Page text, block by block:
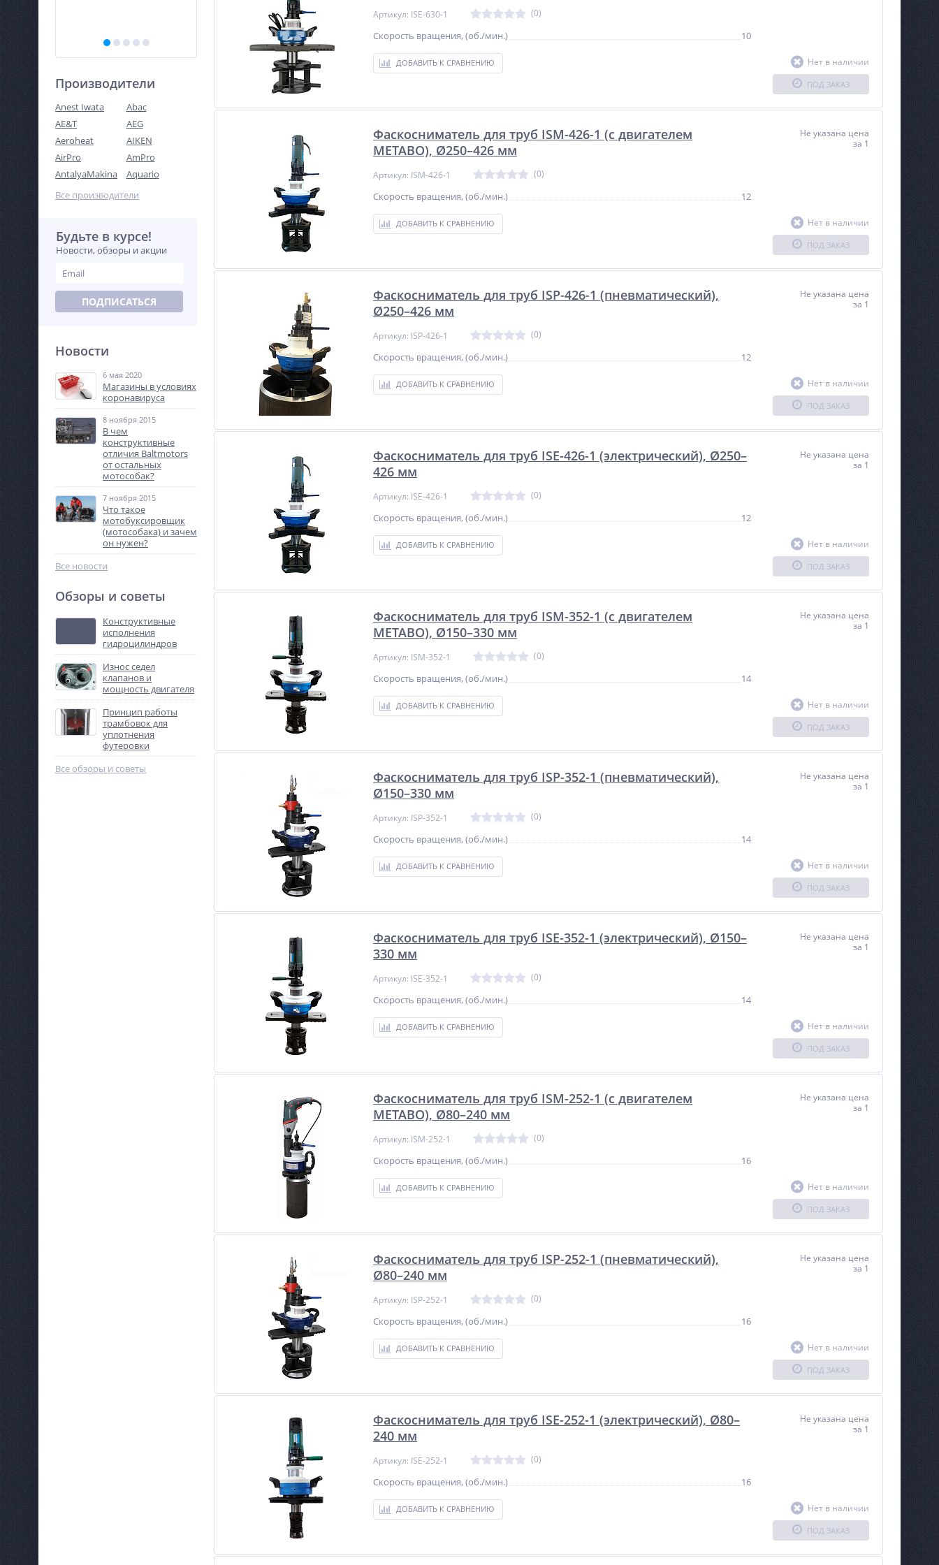
руб.
Производители
Anest Iwata
Abac
AE&T
AEG
Aeroheat
AIKEN
AirPro
AmPro
AntalyaMakina
Aquario
Все производители
Будьте в курсе!
Новости, обзоры и акции
ПОДПИСАТЬСЯ
Новости
6 мая 2020
Магазины в условиях
коронавируса
8 ноября 2015
В чем
конструктивные
отличия Baltmotors
от остальных
мотособак?
7 ноября 2015
Что такое
мотобуксировщик
(мотособака) и зачем
он нужен?
Все новости
Обзоры и советы
Конструктивные
исполнения
гидроцилиндров
Износ седел
клапанов и
мощность двигателя
Принцип работы
трамбовок для
уплотнения
футеровки
Все обзоры и советы
Артикул: ISE-630-1 (0)
Скорость вращения, (об./мин.) 10
ДОБАВИТЬ К СРАВНЕНИЮ Нет в наличии
ПОД ЗАКАЗ
Фаскосниматель для труб ISM-426-1 (с двигателем
METABO), Ø250–426 мм
Артикул: ISM-426-1 (0)
Скорость вращения, (об./мин.) 12
ДОБАВИТЬ К СРАВНЕНИЮ
Не указана цена
за 1
Нет в наличии
ПОД ЗАКАЗ
Фаскосниматель для труб ISP-426-1 (пневматический),
Ø250–426 мм
Артикул: ISP-426-1 (0)
Скорость вращения, (об./мин.) 12
ДОБАВИТЬ К СРАВНЕНИЮ
Не указана цена
за 1
Нет в наличии
ПОД ЗАКАЗ
Фаскосниматель для труб ISE-426-1 (электрический), Ø250–
426 мм
Артикул: ISE-426-1 (0)
Скорость вращения, (об./мин.) 12
ДОБАВИТЬ К СРАВНЕНИЮ
Не указана цена
за 1
Нет в наличии
ПОД ЗАКАЗ
Фаскосниматель для труб ISM-352-1 (с двигателем
METABO), Ø150–330 мм
Артикул: ISM-352-1 (0)
Скорость вращения, (об./мин.) 14
ДОБАВИТЬ К СРАВНЕНИЮ
Не указана цена
за 1
Нет в наличии
ПОД ЗАКАЗ
Фаскосниматель для труб ISP-352-1 (пневматический),
Ø150–330 мм
Артикул: ISP-352-1 (0)
Скорость вращения, (об./мин.) 14
ДОБАВИТЬ К СРАВНЕНИЮ
Не указана цена
за 1
Нет в наличии
ПОД ЗАКАЗ
Фаскосниматель для труб ISE-352-1 (электрический), Ø150–
330 мм
Артикул: ISE-352-1 (0)
Скорость вращения, (об./мин.) 14
ДОБАВИТЬ К СРАВНЕНИЮ
Не указана цена
за 1
Нет в наличии
ПОД ЗАКАЗ
Фаскосниматель для труб ISM-252-1 (с двигателем
METABO), Ø80–240 мм
Артикул: ISM-252-1 (0)
Скорость вращения, (об./мин.) 16
ДОБАВИТЬ К СРАВНЕНИЮ
Не указана цена
за 1
Нет в наличии
ПОД ЗАКАЗ
Фаскосниматель для труб ISP-252-1 (пневматический),
Ø80–240 мм
Артикул: ISP-252-1 (0)
Скорость вращения, (об./мин.) 16
ДОБАВИТЬ К СРАВНЕНИЮ
Не указана цена
за 1
Нет в наличии
ПОД ЗАКАЗ
Фаскосниматель для труб ISE-252-1 (электрический), Ø80–
240 мм
Артикул: ISE-252-1 (0)
Скорость вращения, (об./мин.) 16
ДОБАВИТЬ К СРАВНЕНИЮ
Не указана цена
за 1
Нет в наличии
ПОД ЗАКАЗ